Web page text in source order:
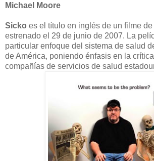
Michael Moore
Sicko es el título en inglés de un filme
estrenado el 29 de junio de 2007. La
particular enfoque del sistema de salud
de América, poniendo énfasis en la
compañías de servicios de salud